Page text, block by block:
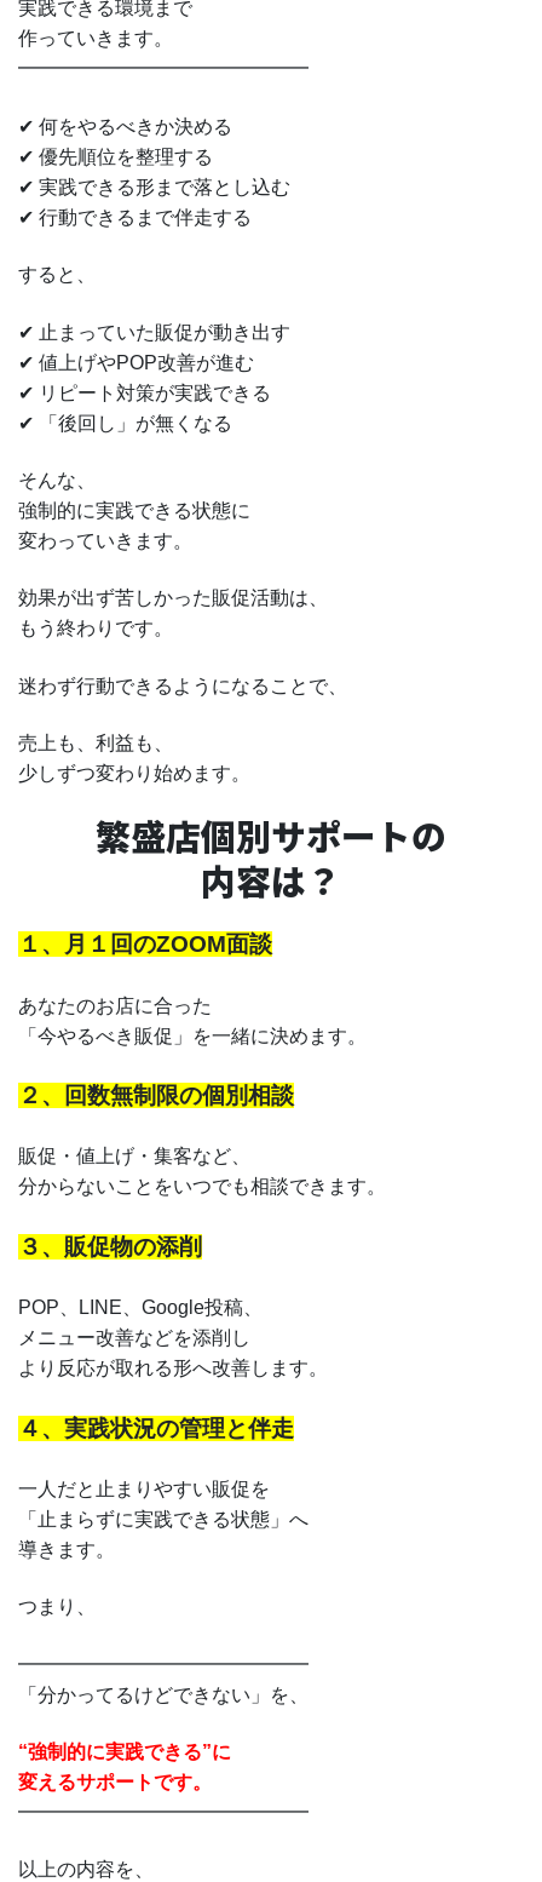
実践できる環境まで
作っていきます。
━━━━━━━━━━━━━━━
✔ 何をやるべきか決める
✔ 優先順位を整理する
✔ 実践できる形まで落とし込む
✔ 行動できるまで伴走する
すると、
✔ 止まっていた販促が動き出す
✔ 値上げやPOP改善が進む
✔ リピート対策が実践できる
✔ 「後回し」が無くなる
そんな、
強制的に実践できる状態に
変わっていきます。
効果が出ず苦しかった販促活動は、
もう終わりです。
迷わず行動できるようになることで、
売上も、利益も、
少しずつ変わり始めます。
繁盛店個別サポートの
内容は？
１、月１回のZOOM面談
あなたのお店に合った
「今やるべき販促」を一緒に決めます。
２、回数無制限の個別相談
販促・値上げ・集客など、
分からないことをいつでも相談できます。
３、販促物の添削
POP、LINE、Google投稿、
メニュー改善などを添削し
より反応が取れる形へ改善します。
４、実践状況の管理と伴走
一人だと止まりやすい販促を
「止まらずに実践できる状態」へ
導きます。
つまり、
━━━━━━━━━━━━━━━
「分かってるけどできない」を、
“強制的に実践できる”に
変えるサポートです。
━━━━━━━━━━━━━━━
以上の内容を、